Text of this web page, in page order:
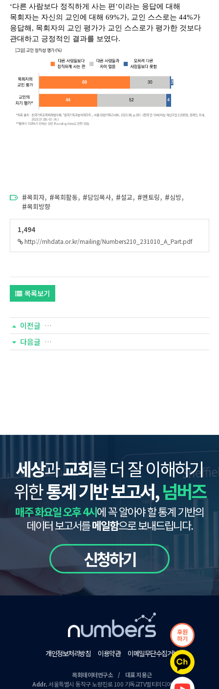
후원
하기
‘다른 사람보다 정직하게 사는 편’이라는 응답에 대해
목회자는 자신의 교인에 대해 69%가, 교인 스스로는 44%가
응답해, 목회자의 교인 평가가 교인 스스로가 평가한 것보다
관대하고 긍정적인 결과를 보였다.
목회자, 목회활동, 담임목사, 설교, 멘토링, 심방,
목회방향
1,494
http://mhdata.or.kr/mailing/Numbers210_231010_A_Part.pdf
목록보기
이전글 기독교 통계(211호)- 슬기로운 목회 생활 : 2023 목회 인
다음글 기독교 통계(209호)- 한국 개신교인의 교회 생활
세상과교회를 더 잘 이해하기
위한통계 기반 보고서,넘버즈
매주 화요일 오후 4시에 꼭 알아야 할 통계 기반의
데이터 보고서를메일함으로 보내드립니다.
신청하기
개인정보처리방침 이용약관 이메일무단수집거부
목회데이터연구소 / 대표 지용근
Addr.서울특별시 동작구 노량진로 100 기독교TV멀티미디어센터 9층